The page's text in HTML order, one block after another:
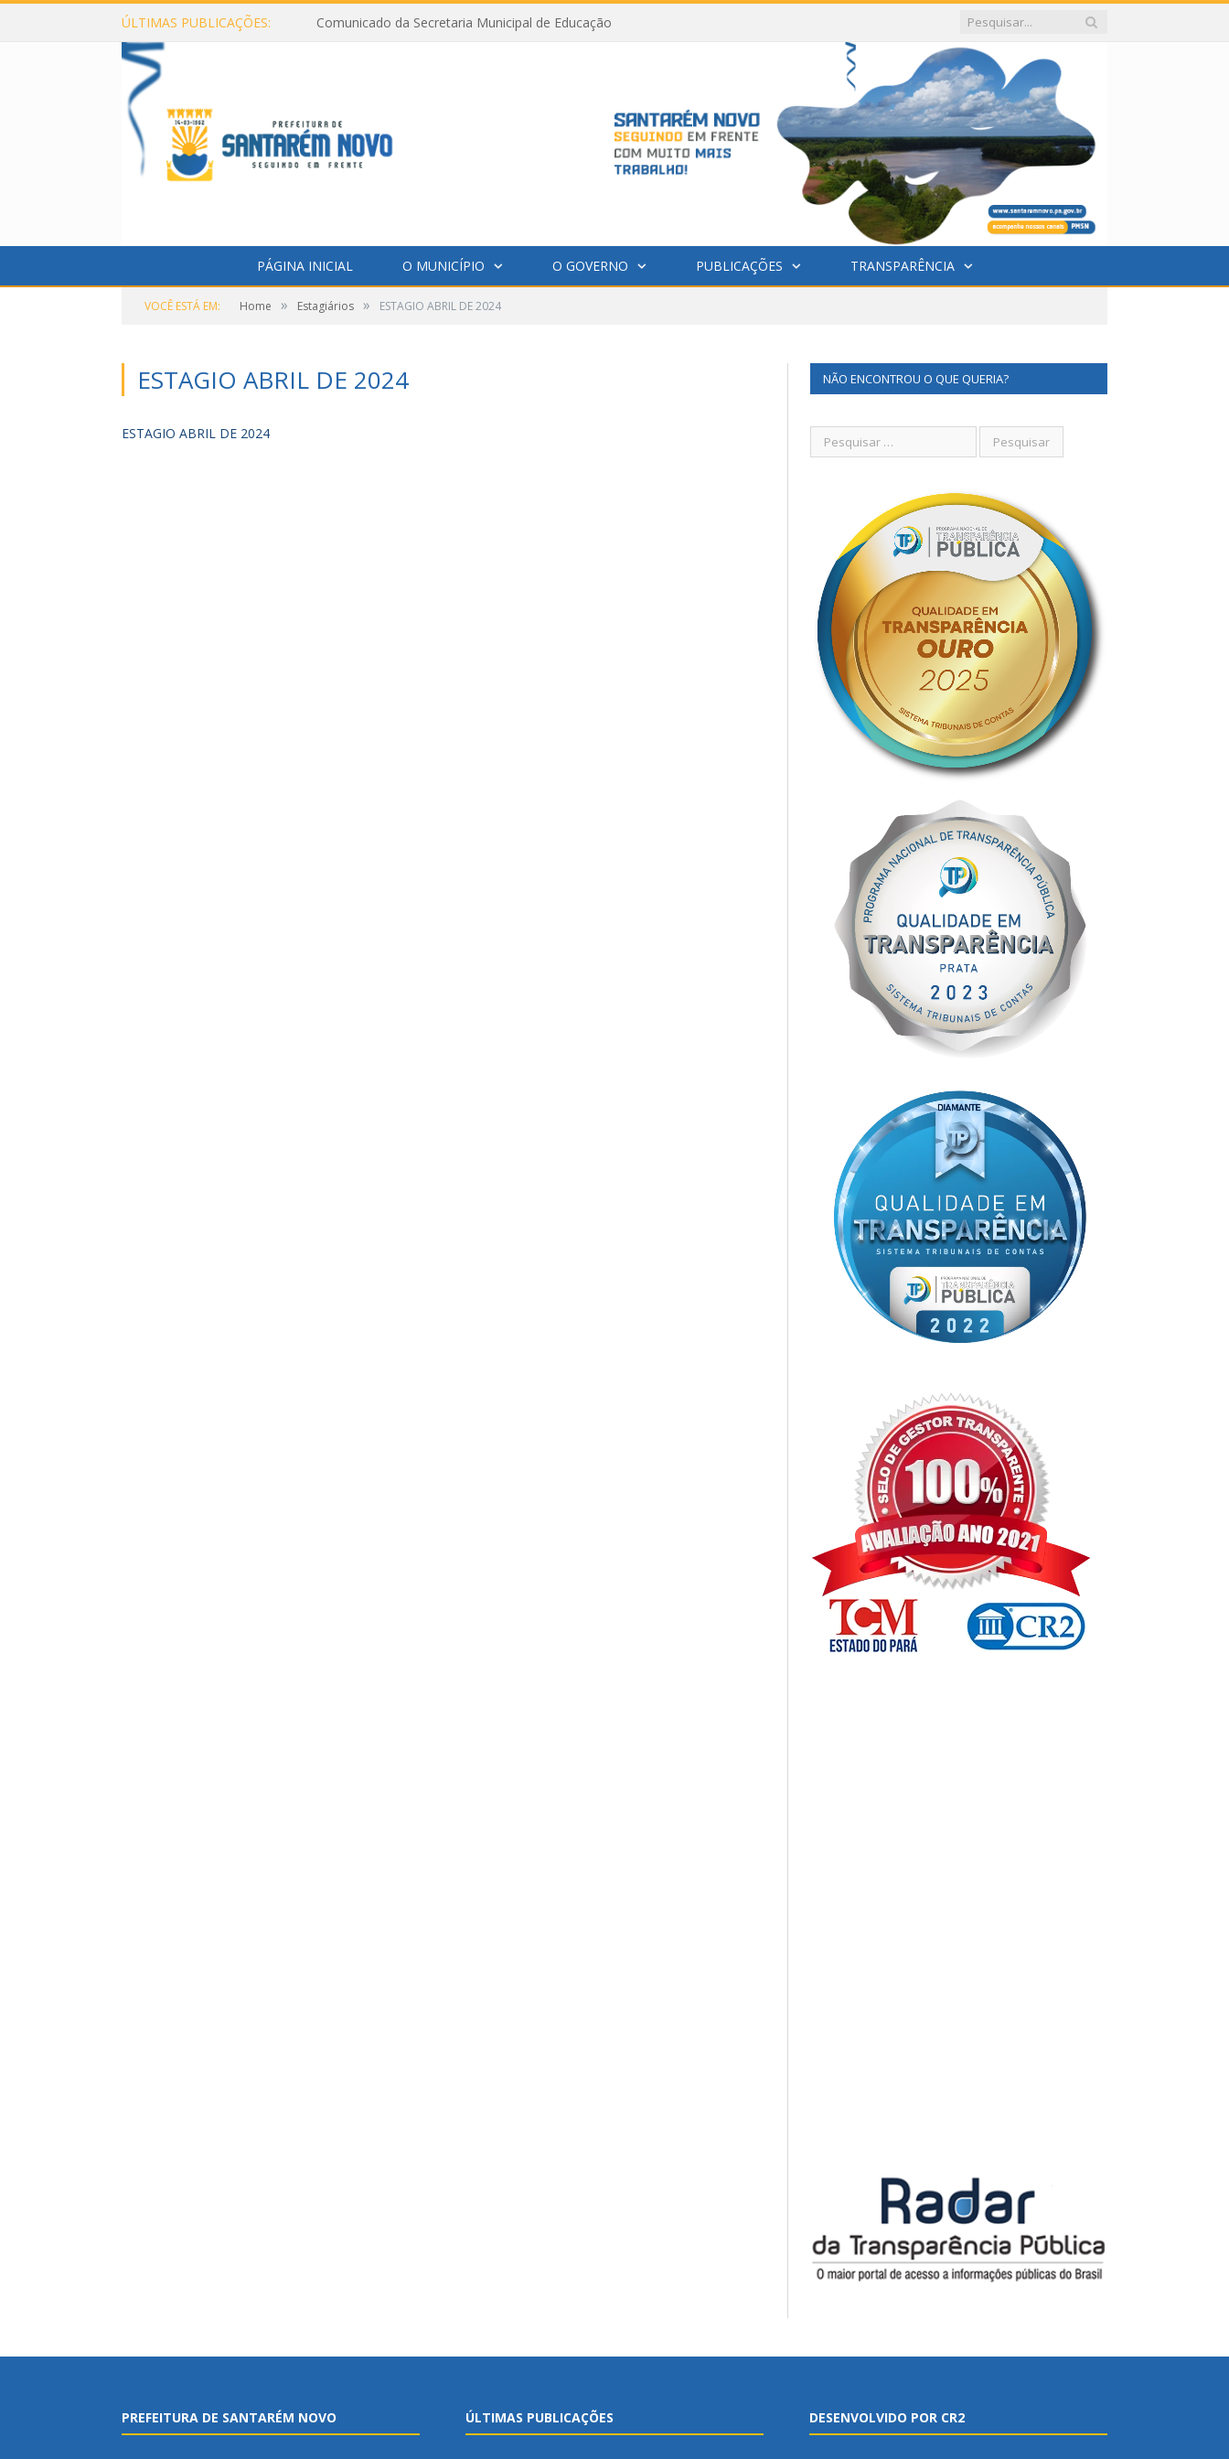
ÚLTIMAS PUBLICAÇÕES: Comunicado da Secretaria Municipal de Educação
PÁGINA INICIAL O MUNICÍPIO O GOVERNO PUBLICAÇÕES TRANSPARÊNCIA
VOCÊ ESTÁ EM: Home » Estagiários » ESTAGIO ABRIL DE 2024
ESTAGIO ABRIL DE 2024
ESTAGIO ABRIL DE 2024
NÃO ENCONTROU O QUE QUERIA?
PREFEITURA DE SANTARÉM NOVO ÚLTIMAS PUBLICAÇÕES DESENVOLVIDO POR CR2